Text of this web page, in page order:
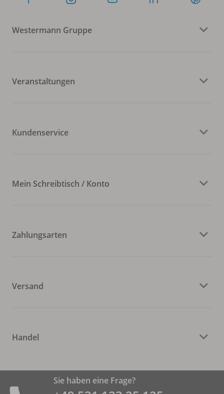
Westermann Gruppe
Veranstaltungen
Kundenservice
Mein Schreibtisch / Konto
Zahlungsarten
Versand
Handel
Sie haben eine Frage?